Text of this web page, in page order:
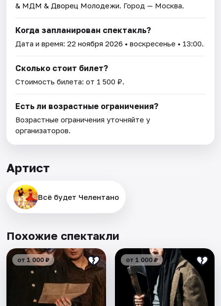
& МДМ & Дворец Молодежи. Город — Москва.
Когда запланирован спектакль?
Дата и время:22 ноября 2026 • воскресенье • 13:00.
Сколько стоит билет?
Стоимость билета: от 1 500 ₽.
Есть ли возрастные ограничения?
Возрастные ограничения уточняйте у
организаторов.
Артист
Всё будет Челентано
Похожие спектакли
от 1 000 ₽ от 1 000 ₽